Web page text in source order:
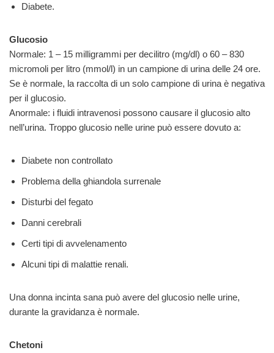
Diabete.
Glucosio
Normale: 1 – 15 milligrammi per decilitro (mg/dl) o 60 – 830
micromoli per litro (mmol/l) in un campione di urina delle 24 ore.
Se è normale, la raccolta di un solo campione di urina è negativa
per il glucosio.
Anormale: i fluidi intravenosi possono causare il glucosio alto
nell’urina. Troppo glucosio nelle urine può essere dovuto a:
Diabete non controllato
Problema della ghiandola surrenale
Disturbi del fegato
Danni cerebrali
Certi tipi di avvelenamento
Alcuni tipi di malattie renali.
Una donna incinta sana può avere del glucosio nelle urine,
durante la gravidanza è normale.
Chetoni